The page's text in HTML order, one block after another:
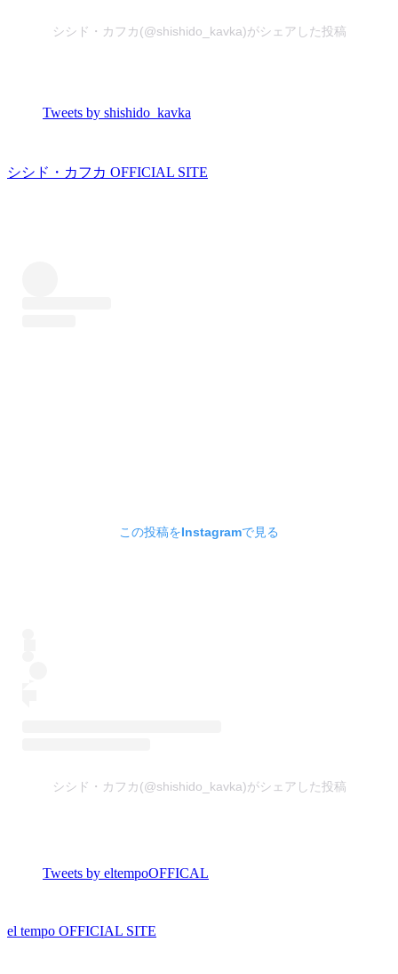
シシド・カフカ(@shishido_kavka)がシェアした投稿
Tweets by shishido_kavka
シシド・カフカ OFFICIAL SITE
この投稿をInstagramで見る
シシド・カフカ(@shishido_kavka)がシェアした投稿
Tweets by eltempoOFFICAL
el tempo OFFICIAL SITE